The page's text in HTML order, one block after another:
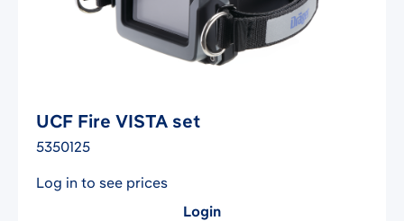
UCF Fire VISTA set
5350125
Log in to see prices
Login